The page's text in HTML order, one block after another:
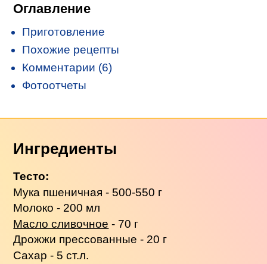
Оглавление
Приготовление
Похожие рецепты
Комментарии (6)
Фотоотчеты
Ингредиенты
Тесто:
Мука пшеничная - 500-550 г
Молоко - 200 мл
Масло сливочное - 70 г
Дрожжи прессованные - 20 г
Сахар - 5 ст.л.